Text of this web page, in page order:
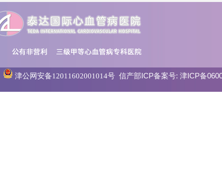
津公网安备12011602001014号信产部ICP备案号: 津ICP备